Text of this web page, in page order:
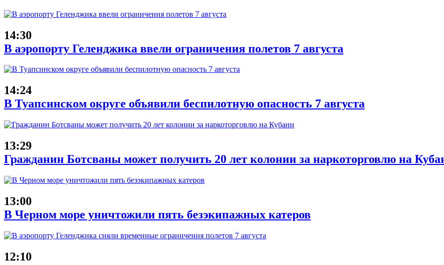
14:30
В аэропорту Геленджика ввели ограничения полетов 7 августа
14:24
В Туапсинском округе объявили беспилотную опасность 7 августа
13:29
Гражданин Ботсваны может получить 20 лет колонии за наркоторговлю на
13:00
В Черном море уничтожили пять безэкипажных катеров
12:10